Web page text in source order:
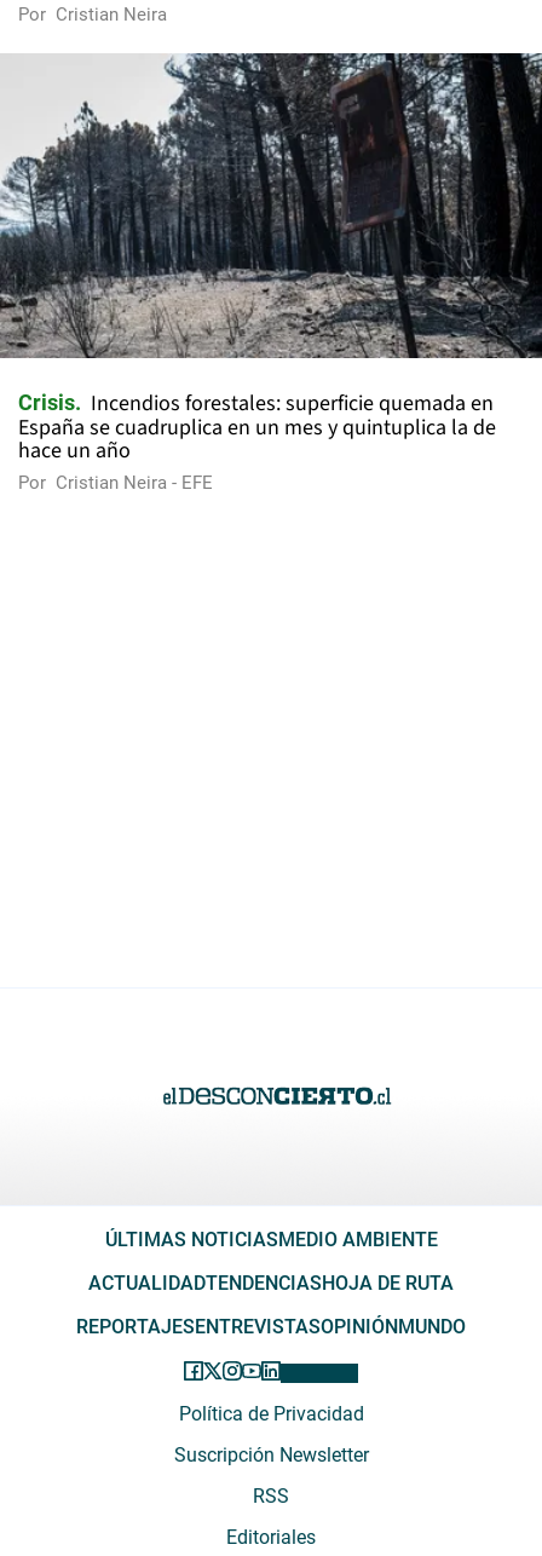
Por Cristian Neira
Crisis
Incendios forestales: superficie quemada en
España se cuadruplica en un mes y quintuplica la de
hace un año
Por Cristian Neira - EFE
ÚLTIMAS NOTICIASMEDIO AMBIENTE
ACTUALIDADTENDENCIASHOJA DE RUTA
REPORTAJESENTREVISTASOPINIÓNMUNDO
Política de Privacidad
Suscripción Newsletter
RSS
Editoriales